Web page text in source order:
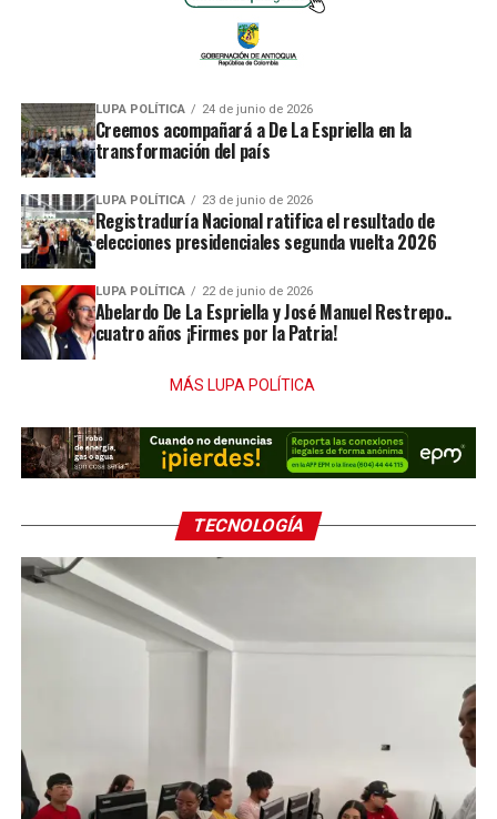
LUPA POLÍTICA 24 de junio de 2026
Creemos acompañará a De La Espriella en la
transformación del país
LUPA POLÍTICA 23 de junio de 2026
Registraduría Nacional ratifica el resultado de
elecciones presidenciales segunda vuelta 2026
LUPA POLÍTICA 22 de junio de 2026
Abelardo De La Espriella y José Manuel Restrepo..
cuatro años ¡Firmes por la Patria!
MÁS LUPA POLÍTICA
TECNOLOGÍA